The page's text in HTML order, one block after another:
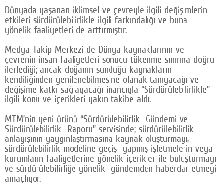
Yazarlar
Künye
Facebook
Twitter
Google Plus
© 2026 TÜM HAKLARI SAKLIDIR
Dünyada yaşanan iklimsel ve çevreyle ilgili değişimlerin
etkileri sürdürülebilirlikle ilgili farkındalığı ve buna
yönelik faaliyetleri de arttırmıştır.
Medya Takip Merkezi de Dünya kaynaklarının ve
çevrenin insan faaliyetleri sonucu tükenme sınırına doğru
ilerlediği; ancak doğanın sunduğu kaynakların
kendiliğinden yenilenebilmesine olanak tanıyacağı ve
değişime katkı sağlayacağı inancıyla “Sürdürülebilirlikle”
ilgili konu ve içerikleri yakın takibe aldı.
MTM’nin yeni ürünü “Sürdürülebilirlik Gündemi ve
Sürdürülebilirlik Raporu” servisinde; sürdürülebilirlik
anlayışının yaygınlaştırmasına kaynak oluşturmayı,
sürdürülebilirlik modeline geçiş yapmış işletmelerin veya
kurumların faaliyetlerine yönelik içerikler ile buluşturmayı
ve sürdürülebilirliğe yönelik gündemden haberdar etmeyi
amaçlıyor.